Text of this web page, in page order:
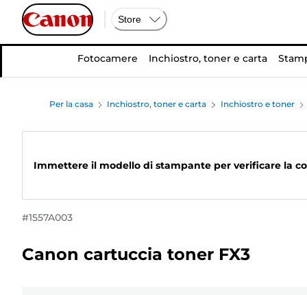
Store
Fotocamere Inchiostro, toner e carta
Per la casa Inchiostro, toner e carta Inchiostro e toner
Immettere il modello di stampante per verificare la
#1557A003
Canon cartuccia toner FX3